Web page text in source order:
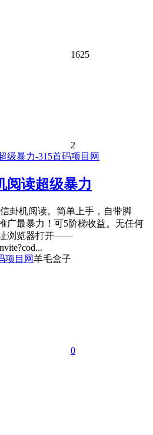
1625
2
阅读超级暴力
卦机阅读。简单上手，自带脚
广最暴力！可5阶梯收益。无任何
浏览器打开——
羊毛盒子
0